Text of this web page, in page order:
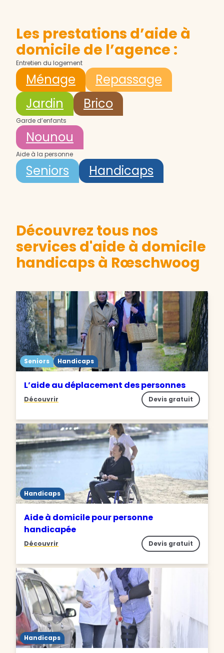
Les prestations d’aide à
domicile de l’agence :
Entretien du logement
Ménage
Repassage
Jardin
Brico
Garde d’enfants
Nounou
Aide à la personne
Seniors Handicaps
Découvrez tous nos
services d'aide à domicile
handicaps à Rœschwoog
Seniors Handicaps
L’aide au déplacement des personnes
Découvrir Devis gratuit
Handicaps
Aide à domicile pour personne
handicapée
Découvrir Devis gratuit
Handicaps